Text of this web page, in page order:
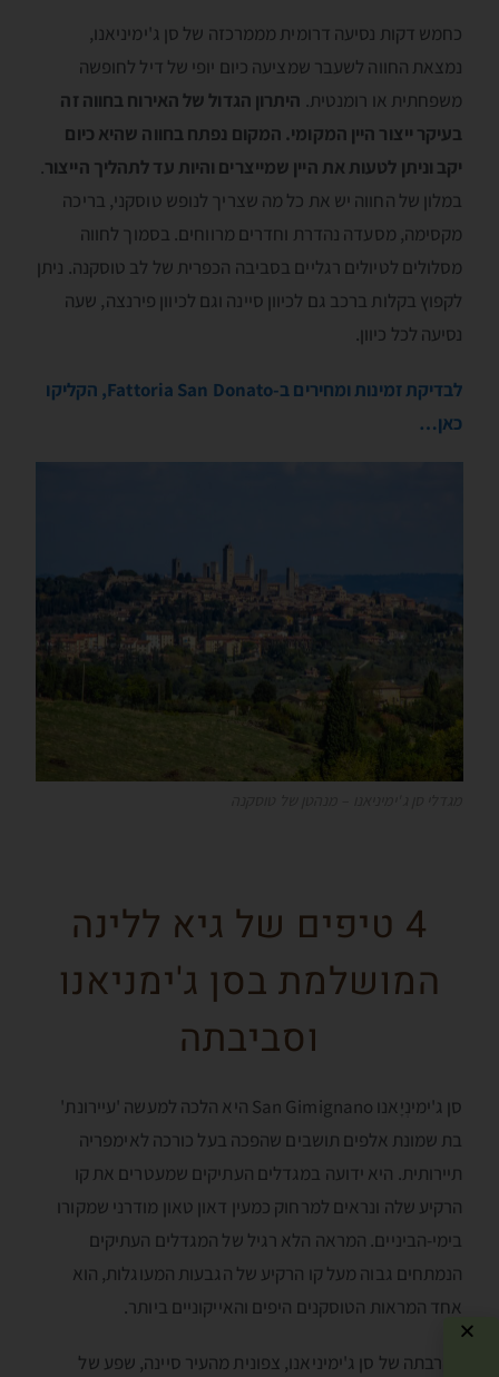
כחמש דקות נסיעה דרומית מממרכזה של סן ג'ימיניאנו,
נמצאת החווה לשעבר שמציעה כיום יופי של דיל לחופשה
משפחתית או רומנטית. היתרון הגדול של האירוח בחווה זה
בעיקר ייצור היין המקומי. המקום נפתח בחווה שהיא כיום
יקב וניתן לטעות את היין שמייצרים והיות עד לתהליך הייצור.
במלון של החווה יש את כל מה שצריך לנופש טוסקני, בריכה
מקסימה, מסעדה נהדרת וחדרים מרווחים. בסמוך לחווה
מסלולים לטיולים רגליים בסביבה הכפרית של לב טוסקנה. ניתן
לקפוץ בקלות ברכב גם לכיוון סיינה וגם לכיוון פירנצה, שעה
נסיעה לכל כיוון.
לבדיקת זמינות ומחירים ב-Fattoria San Donato, הקליקו
כאן…
4 טיפים של גיא ללינה
המושלמת בסן ג'ימניאנו
וסביבתה
סן ג'ימינְיָאנו San Gimignano היא הלכה למעשה 'עיירונת'
בת שמונת אלפים תושבים שהפכה בעל כורכה לאימפריה
תיירותית. היא ידועה במגדלים העתיקים שמעטרים את קו
הרקיע שלה ונראים למרחוק כמעין דאון טאון מודרני שמקורו
בימי-הביניים. המראה הלא רגיל של המגדלים העתיקים
הנמתחים גבוה מעל קו הרקיע של הגבעות המעוגלות, הוא
אחד המראות הטוסקנים היפים והאייקוניים ביותר.
בקרבתה של סן ג'ימיניאנו, צפונית מהעיר סיינה, שפע של